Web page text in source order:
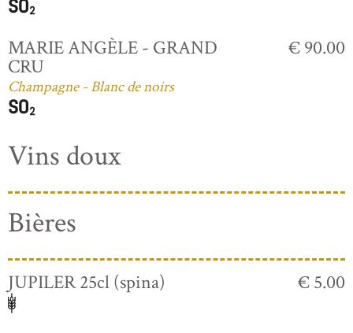
MARIE ANGÈLE - GRAND
CRU
Champagne - Blanc de noirs
€ 90.00
Vins doux
Bières
JUPILER 25cl (spina) € 5.00